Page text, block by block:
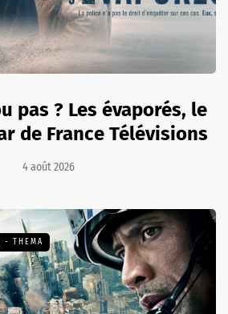
pas ? Les évaporés, le
de France Télévisions
4 août 2026
- THEMA